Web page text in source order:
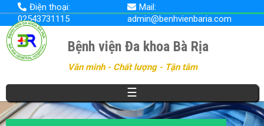
Nhảy
đến
nội
dung
Điện thoại:
02543731115
Mail:
admin@benhvienbaria.com
Bệnh viện Đa khoa Bà Rịa
Văn minh - Chất lượng - Tận tâm
☰